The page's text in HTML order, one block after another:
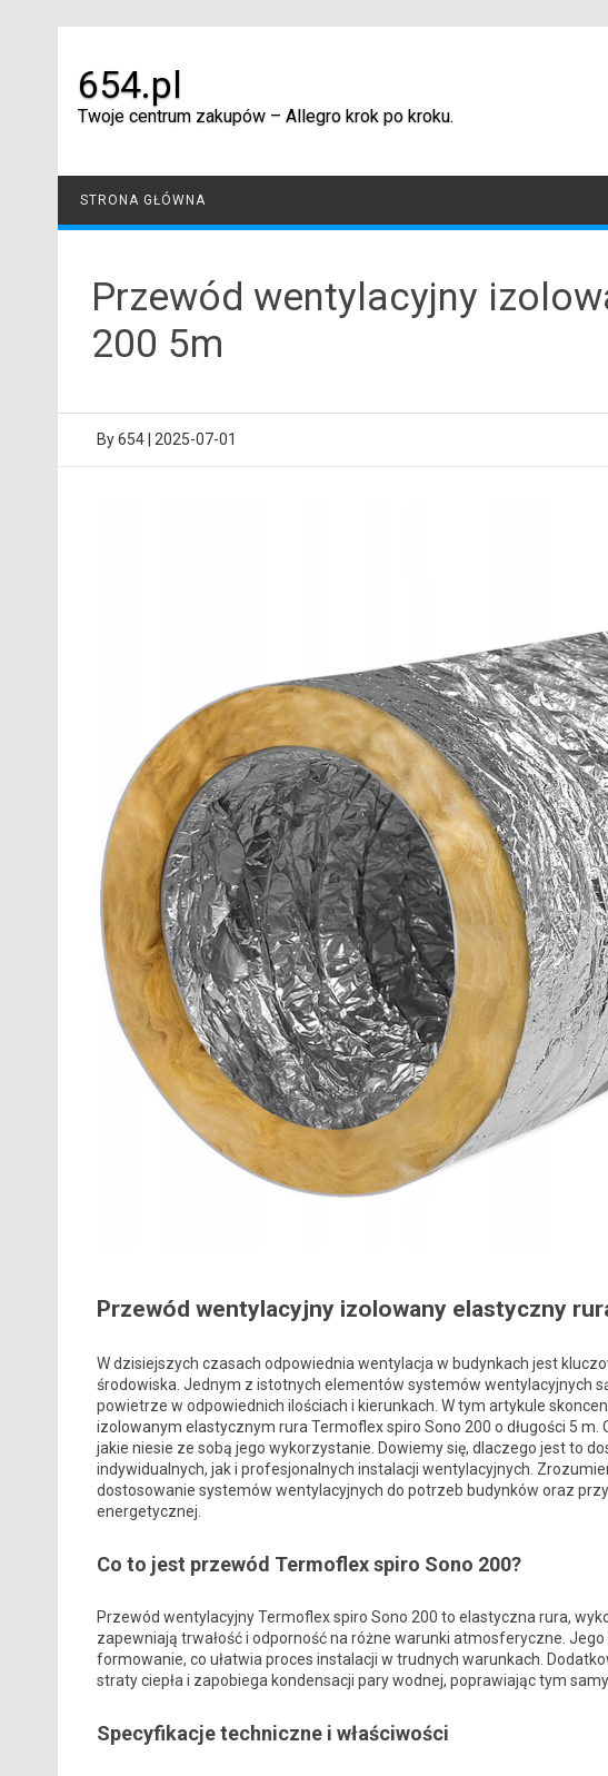
654.pl
Twoje centrum zakupów – Allegro krok po kroku.
STRONA GŁÓWNA
Przewód wentylacyjny
200 5m
By654 2025-07-01
Przewód wentylacyjny izolowany elastyczny
W dzisiejszych czasach odpowiednia wentylacja w budynkach jest
środowiska. Jednym z istotnych elementów systemów wentylacyjnych
powietrze w odpowiednich ilościach i kierunkach. W tym artykule
izolowanym elastycznym rura Termoflex spiro Sono 200 o długości 5
jakie niesie ze sobą jego wykorzystanie. Dowiemy się, dlaczego jest to
indywidualnych, jak i profesjonalnych instalacji wentylacyjnych.
dostosowanie systemów wentylacyjnych do potrzeb budynków oraz
energetycznej.
Co to jest przewód Termoflex spiro Sono 200?
Przewód wentylacyjny Termoflex spiro Sono 200 to elastyczna rura,
zapewniają trwałość i odporność na różne warunki atmosferyczne.
formowanie, co ułatwia proces instalacji w trudnych warunkach.
straty ciepła i zapobiega kondensacji pary wodnej, poprawiając tym
Specyfikacje techniczne i właściwości